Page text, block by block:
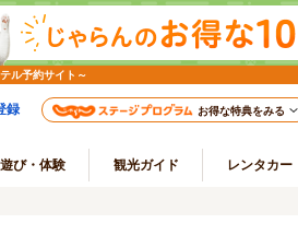
ル予約サイト～
録 お得な特典をみる
遊び・体験 観光ガイド レンタカー